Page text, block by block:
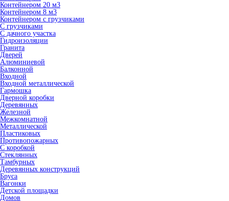
Контейнером 20 м3
Контейнером 8 м3
Контейнером с грузчиками
С грузчиками
С дачного участка
Гидроизоляции
Гранита
Дверей
Алюминиевой
Балконной
Входной
Входной металлической
Гармошка
Дверной коробки
Деревянных
Железной
Межкомнатной
Металлической
Пластиковых
Противопожарных
С коробкой
Стеклянных
Тамбурных
Деревянных конструкций
Бруса
Вагонки
Детской площадки
Домов